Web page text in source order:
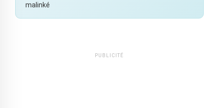
malinké
PUBLICITÉ